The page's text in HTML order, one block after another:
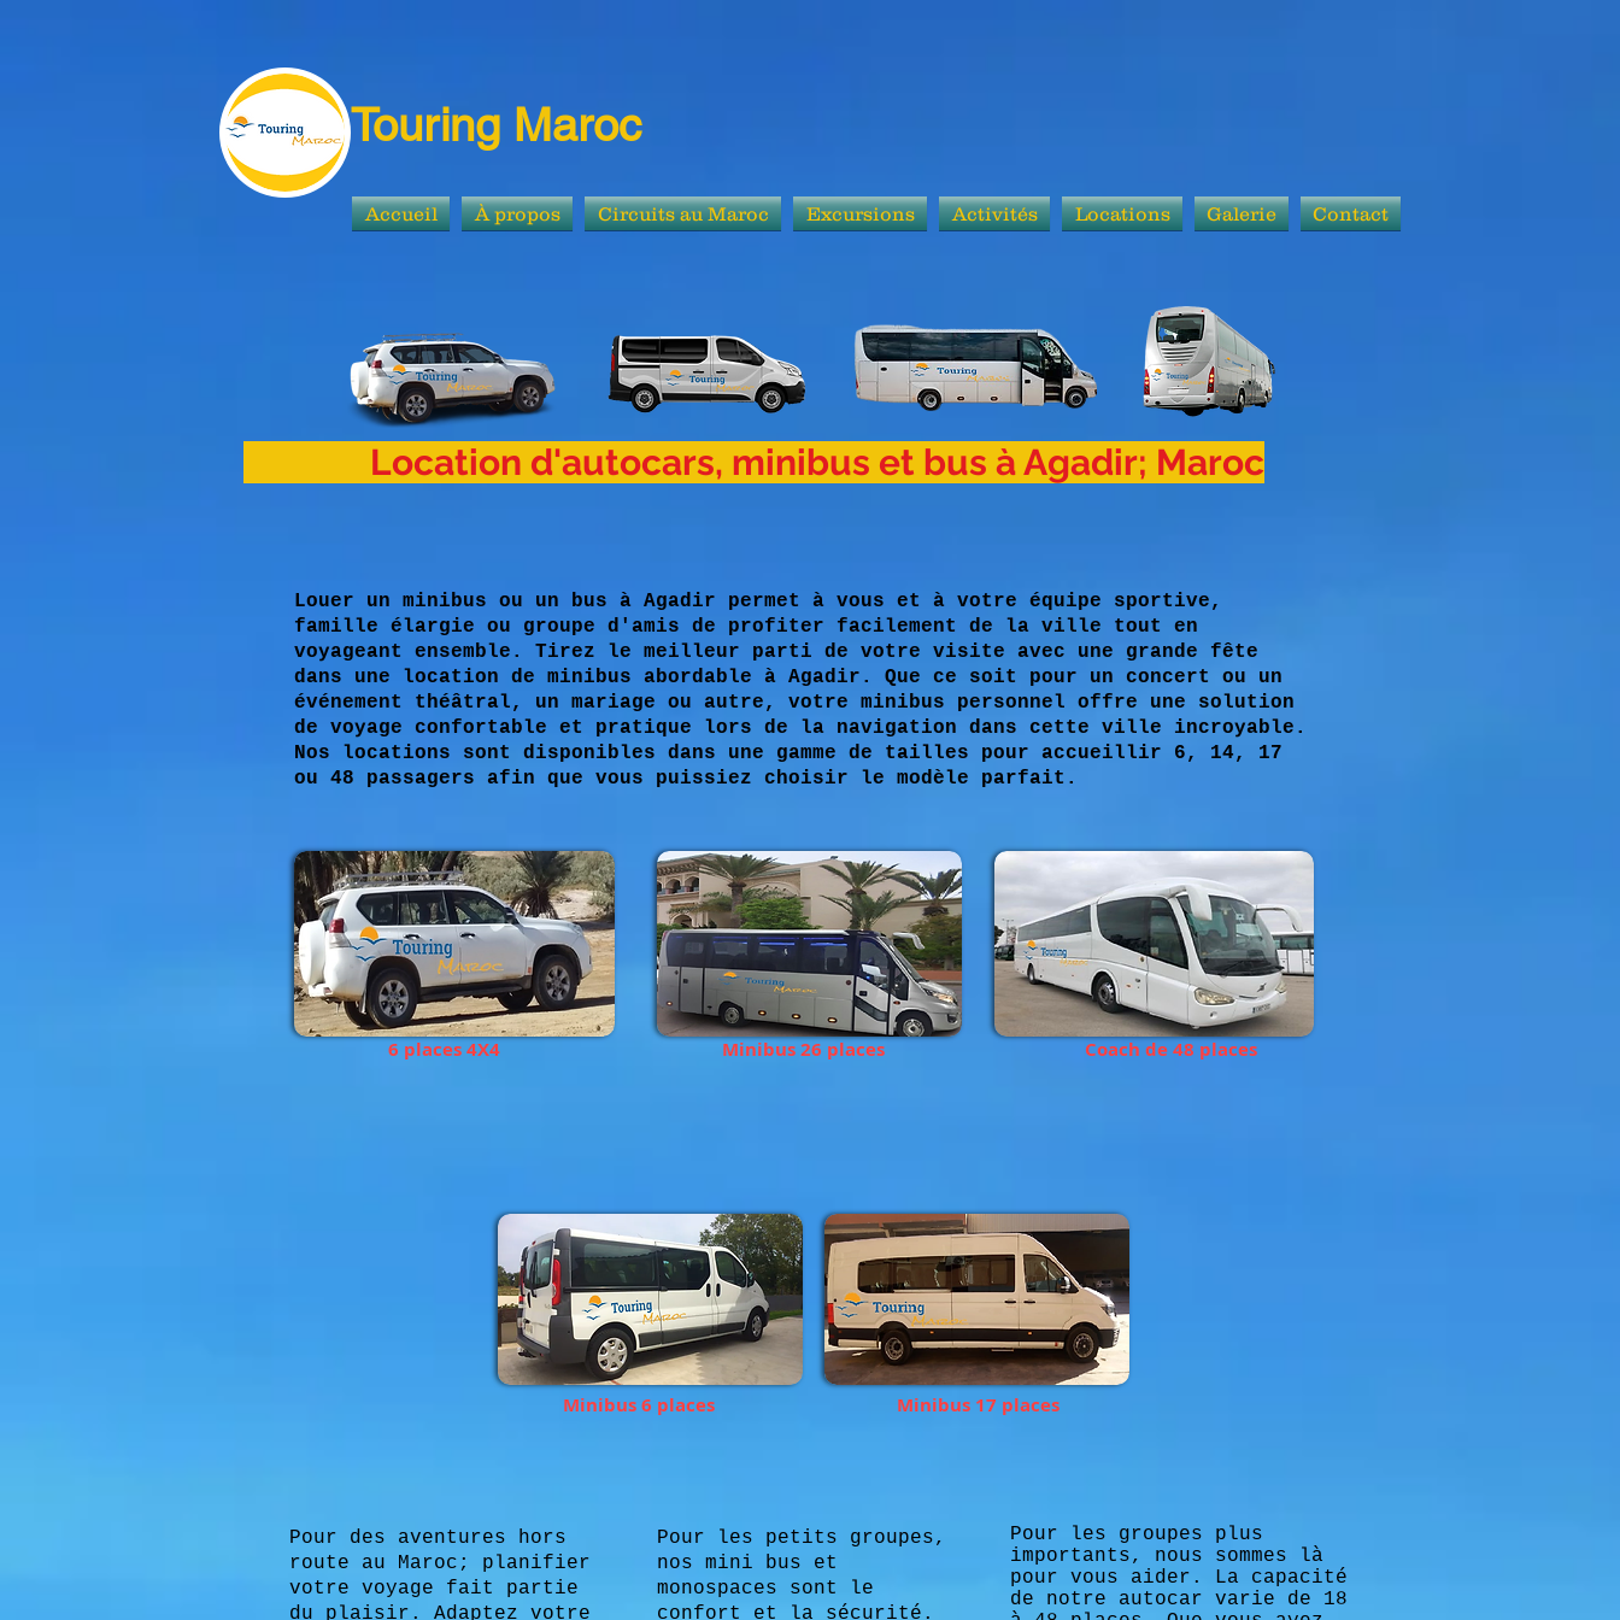
Touring Maroc
Accueil À propos Circuits au Maroc Excursions Activités Locations Galerie Contact
Location d'autocars, minibus et bus à Agadir; Maroc
Louer un minibus ou un bus à Agadir permet à vous et à votre équipe sportive,
famille élargie ou groupe d'amis de profiter facilement de la ville tout en
voyageant ensemble. Tirez le meilleur parti de votre visite avec une grande fête
dans une location de minibus abordable à Agadir. Que ce soit pour un concert ou un
événement théâtral, un mariage ou autre, votre minibus personnel offre une solution
de voyage confortable et pratique lors de la navigation dans cette ville incroyable.
Nos locations sont disponibles dans une gamme de tailles pour accueillir 6, 14, 17
ou 48 passagers afin que vous puissiez choisir le modèle parfait.
6 places 4X4 Minibus 26 places Coach de 48 places
Minibus 6 places Minibus 17 places
Pour des aventures hors
route au Maroc; planifier
votre voyage fait partie
du plaisir. Adaptez votre
Pour les petits groupes,
nos mini bus et
monospaces sont le
confort et la sécurité.
Pour les groupes plus
importants, nous sommes là
pour vous aider. La capacité
de notre autocar varie de 18